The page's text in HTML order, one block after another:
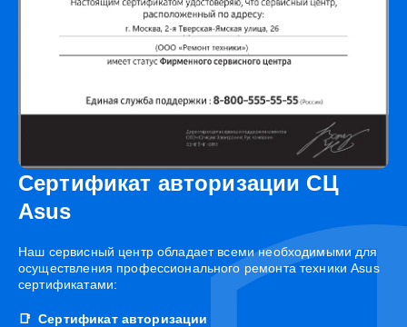
Сертификат авторизации СЦ
Asus
Наш сервисный центр обладает всеми необходимыми для
осуществления профессионального ремонта техники Asus
сертификатами:
Сертификат авторизации